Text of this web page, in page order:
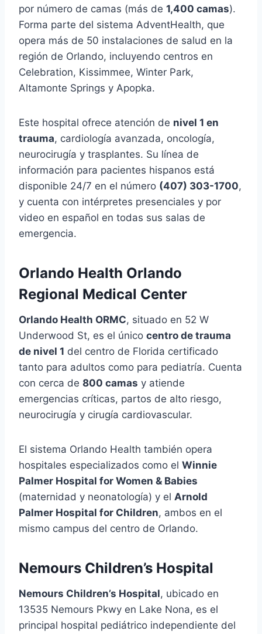
por número de camas (más de 1,400 camas).
Forma parte del sistema AdventHealth, que
opera más de 50 instalaciones de salud en la
región de Orlando, incluyendo centros en
Celebration, Kissimmee, Winter Park,
Altamonte Springs y Apopka.
Este hospital ofrece atención de nivel 1 en
trauma, cardiología avanzada, oncología,
neurocirugía y trasplantes. Su línea de
información para pacientes hispanos está
disponible 24/7 en el número (407) 303-1700,
y cuenta con intérpretes presenciales y por
video en español en todas sus salas de
emergencia.
Orlando Health Orlando
Regional Medical Center
Orlando Health ORMC, situado en 52 W
Underwood St, es el único centro de trauma
de nivel 1 del centro de Florida certificado
tanto para adultos como para pediatría. Cuenta
con cerca de 800 camas y atiende
emergencias críticas, partos de alto riesgo,
neurocirugía y cirugía cardiovascular.
El sistema Orlando Health también opera
hospitales especializados como el Winnie
Palmer Hospital for Women & Babies
(maternidad y neonatología) y el Arnold
Palmer Hospital for Children, ambos en el
mismo campus del centro de Orlando.
Nemours Children’s Hospital
Nemours Children’s Hospital, ubicado en
13535 Nemours Pkwy en Lake Nona, es el
principal hospital pediátrico independiente del